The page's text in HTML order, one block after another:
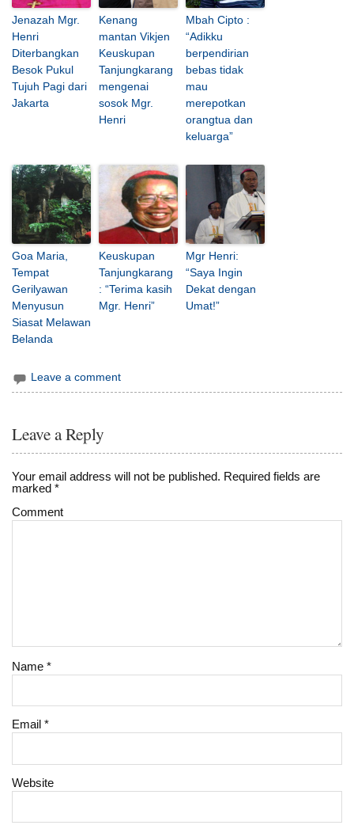
Jenazah Mgr.
Henri
Diterbangkan
Besok Pukul
Tujuh Pagi dari
Jakarta
Kenang
mantan Vikjen
Keuskupan
Tanjungkarang
mengenai
sosok Mgr.
Henri
Mbah Cipto :
“Adikku
berpendirian
bebas tidak
mau
merepotkan
orangtua dan
keluarga”
Goa Maria,
Tempat
Gerilyawan
Menyusun
Siasat Melawan
Belanda
Keuskupan
Tanjungkarang
: “Terima kasih
Mgr. Henri”
Mgr Henri:
“Saya Ingin
Dekat dengan
Umat!”
Leave a comment
Leave a Reply
Your email address will not be published. Required fields are
marked*
Comment
Name*
Email*
Website